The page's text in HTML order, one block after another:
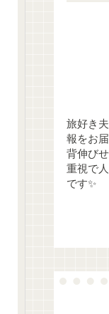
旅好き
報をお届
背伸び
重視で
です✨